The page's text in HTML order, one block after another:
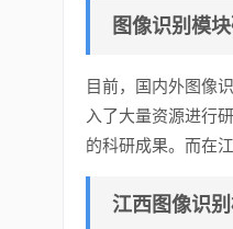
图像识别模
目前，国内外图像
入了大量资源进行
的科研成果。而在
江西图像识